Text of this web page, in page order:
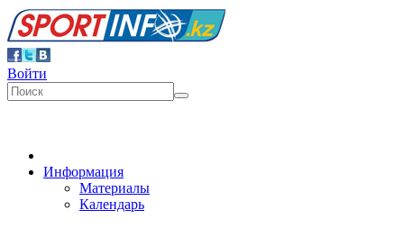
Войти
Информация
Материалы
Календарь